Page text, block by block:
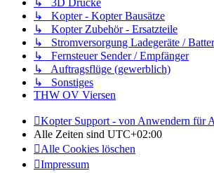
↳ 3D Drucke
↳ Kopter - Kopter Bausätze
↳ Kopter Zubehör - Ersatzteile
↳ Stromversorgung Ladegeräte /
↳ Fernsteuer Sender / Empfänger
↳ Auftragsflüge (gewerblich)
↳ Sonstiges
THW OV Viersen
Kopter Support - von Anwendern für
Alle Zeiten sind UTC+02:00
Alle Cookies löschen
Impressum